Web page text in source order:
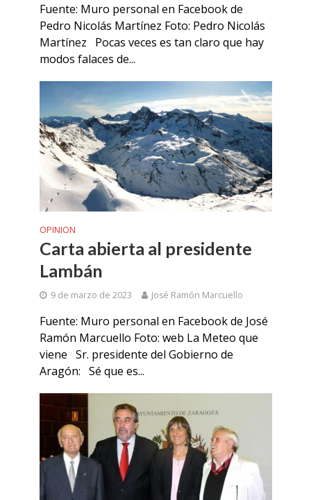
Fuente: Muro personal en Facebook de
Pedro Nicolás Martínez Foto: Pedro Nicolás
Martínez Pocas veces es tan claro que hay
modos falaces de...
OPINION
Carta abierta al presidente
Lambán
9 de marzo de 2023 José Ramón Marcuello
Fuente: Muro personal en Facebook de José
Ramón Marcuello Foto: web La Meteo que
viene Sr. presidente del Gobierno de
Aragón: Sé que es...